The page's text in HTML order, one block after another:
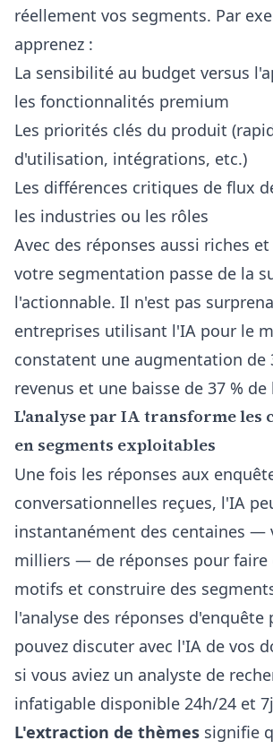
réellement vos segments. Par
apprenez :
La sensibilité au budget versus
les fonctionnalités premium
Les priorités clés du produit
d'utilisation, intégrations, etc.)
Les différences critiques de flux
les industries ou les rôles
Avec des réponses aussi riches
votre segmentation passe de la
l'actionnable. Il n'est pas
entreprises utilisant l'IA pour le
constatent une augmentation de
revenus et une baisse de 37 %
L'analyse par IA transforme les
en segments exploitables
Une fois les réponses aux
conversationnelles reçues, l'IA
instantanément des centaines —
milliers — de réponses pour faire
motifs et construire des
l'analyse des réponses d'enquête
pouvez discuter avec l'IA de vos
si vous aviez un analyste de
infatigable disponible 24h/24 et
L'extraction de thèmes signifie